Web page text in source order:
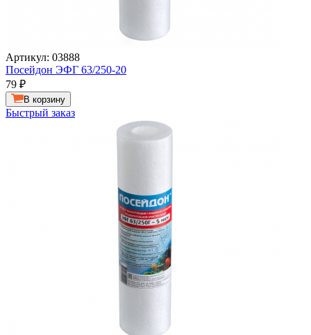
Артикул: 03888
Посейдон ЭФГ 63/250-20
79 ₽
В корзину
Быстрый заказ